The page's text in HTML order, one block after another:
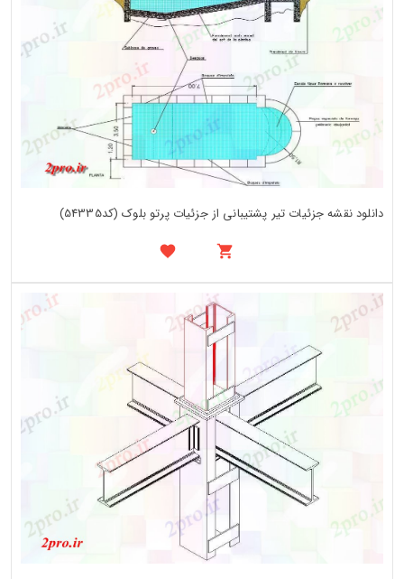
دانلود نقشه جزئیات تیر پشتیبانی از جزئیات پرتو بلوک (کد54335)